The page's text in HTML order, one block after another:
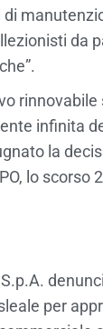
da
infinita
la
lo scorso
per